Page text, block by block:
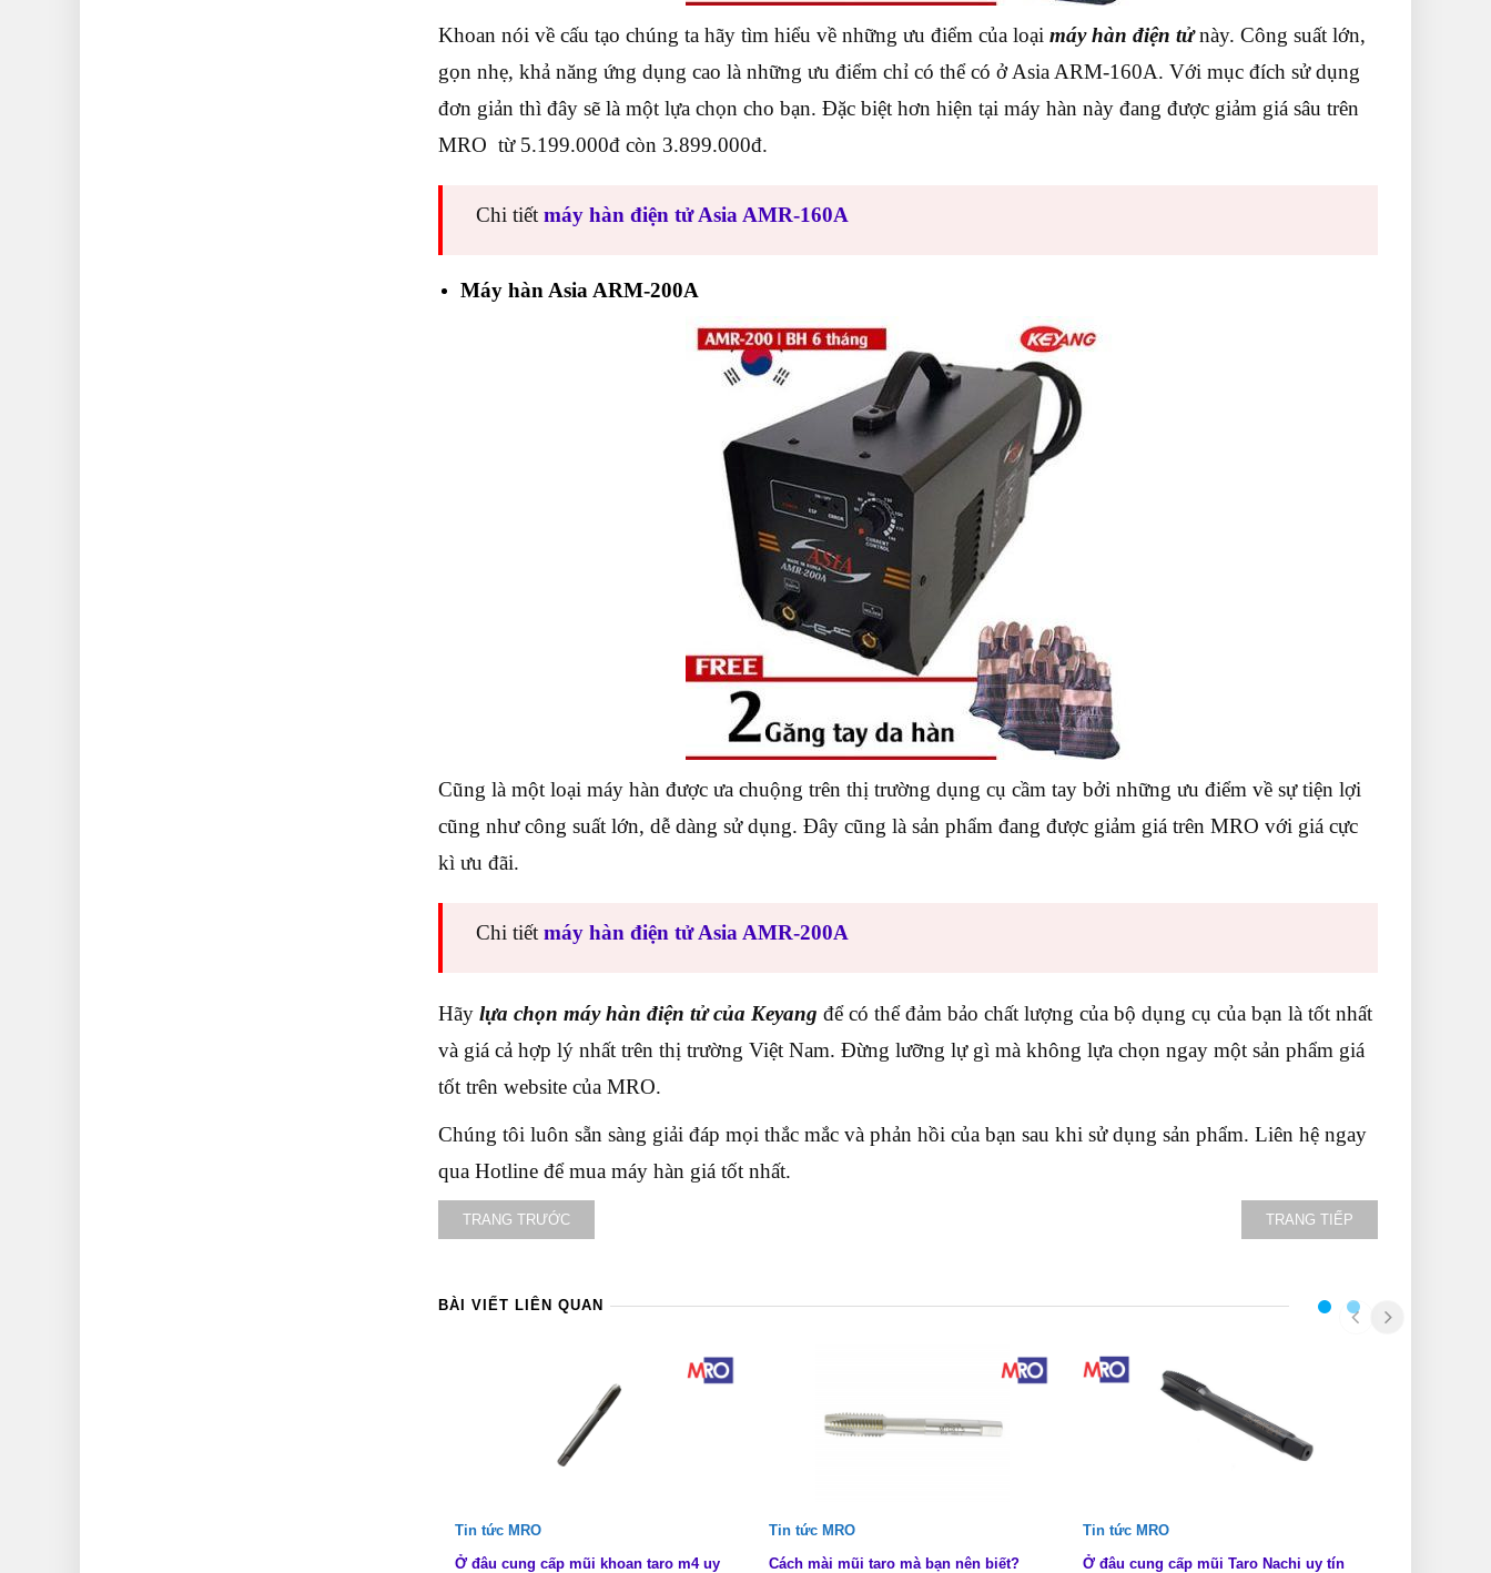
Khoan nói về cấu tạo chúng ta hãy tìm hiểu về những ưu điểm của loại máy hàn điện tử này. Công suất lớn,
gọn nhẹ, khả năng ứng dụng cao là những ưu điểm chỉ có thể có ở Asia ARM-160A. Với mục đích sử dụng
đơn giản thì đây sẽ là một lựa chọn cho bạn. Đặc biệt hơn hiện tại máy hàn này đang được giảm giá sâu trên
MRO từ 5.199.000đ còn 3.899.000đ.
Chi tiết máy hàn điện tử Asia AMR-160A
Máy hàn Asia ARM-200A
Cũng là một loại máy hàn được ưa chuộng trên thị trường dụng cụ cầm tay bởi những ưu điểm về sự tiện lợi
cũng như công suất lớn, dễ dàng sử dụng. Đây cũng là sản phẩm đang được giảm giá trên MRO với giá cực
kì ưu đãi.
Chi tiết máy hàn điện tử Asia AMR-200A
Hãy lựa chọn máy hàn điện tử của Keyang để có thể đảm bảo chất lượng của bộ dụng cụ của bạn là tốt nhất
và giá cả hợp lý nhất trên thị trường Việt Nam. Đừng lưỡng lự gì mà không lựa chọn ngay một sản phẩm giá
tốt trên website của MRO.
Chúng tôi luôn sẵn sàng giải đáp mọi thắc mắc và phản hồi của bạn sau khi sử dụng sản phẩm. Liên hệ ngay
qua Hotline để mua máy hàn giá tốt nhất.
TRANG TRƯỚC TRANG TIẾP
BÀI VIẾT LIÊN QUAN
Tin tức MRO
Ở đâu cung cấp mũi khoan taro m4 uy
Tin tức MRO
Cách mài mũi taro mà bạn nên biết?
Tin tức MRO
Ở đâu cung cấp mũi Taro Nachi uy tín